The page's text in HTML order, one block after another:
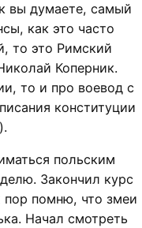
вы думаете, самый
как это часто
то это Римский
Коперник.
то и про воевод с
конституции
польским
Закончил курс
пор помню, что змеи
Начал смотреть